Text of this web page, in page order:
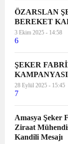
ÖZARSLAN
BEREKET
3 Ekim 2025 - 14:58
6
ŞEKER
28 Eylül 2025 - 15:45
7
Amasya Şeker
Ziraat
Kandili Mesajı